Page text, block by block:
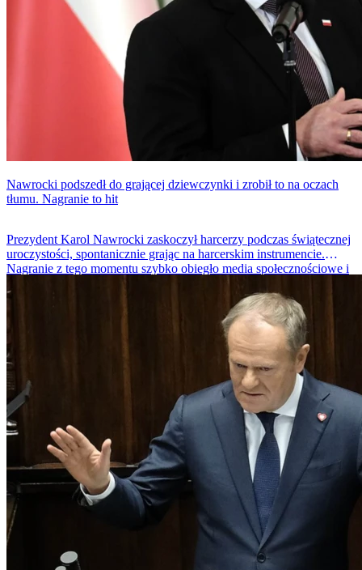
Nawrocki podszedł do grającej dziewczynki i zrobił to na oczach
tłumu. Nagranie to hit
Prezydent Karol Nawrocki zaskoczył harcerzy podczas świątecznej
uroczystości, spontanicznie grając na harcerskim instrumencie.
Nagranie z tego momentu szybko obiegło media społecznościowe i
wywołało liczne komentarze.